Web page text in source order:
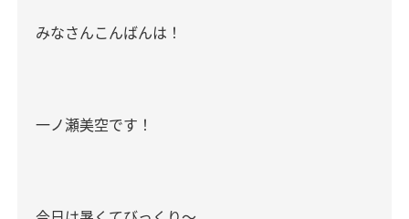
みなさんこんばんは！
一ノ瀬美空です！